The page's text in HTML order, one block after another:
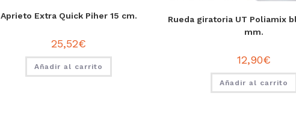
Aprieto Extra Quick Piher 15 cm.
25,52€
Añadir al carrito
Rueda giratoria UT Poliamix
mm.
12,90€
Añadir al carrito